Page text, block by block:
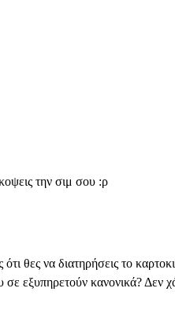
την σιμ σου :ρ
θες να διατηρήσεις το
εξυπηρετούν κανονικά? Δεν